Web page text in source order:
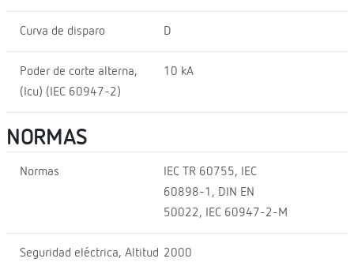
Curva de disparo D
Poder de corte alterna,
(Icu) (IEC 60947-2)
10 kA
NORMAS
Normas
IEC TR 60755, IEC
60898-1, DIN EN
50022, IEC 60947-2-M
Seguridad eléctrica, Altitud 2000